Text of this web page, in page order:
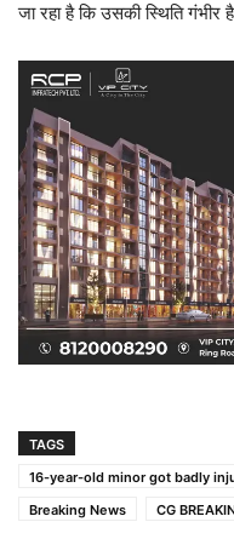
जा रहा है कि उसकी स्थिति गंभीर
TAGS
16-year-old minor got badly
Breaking News
CG